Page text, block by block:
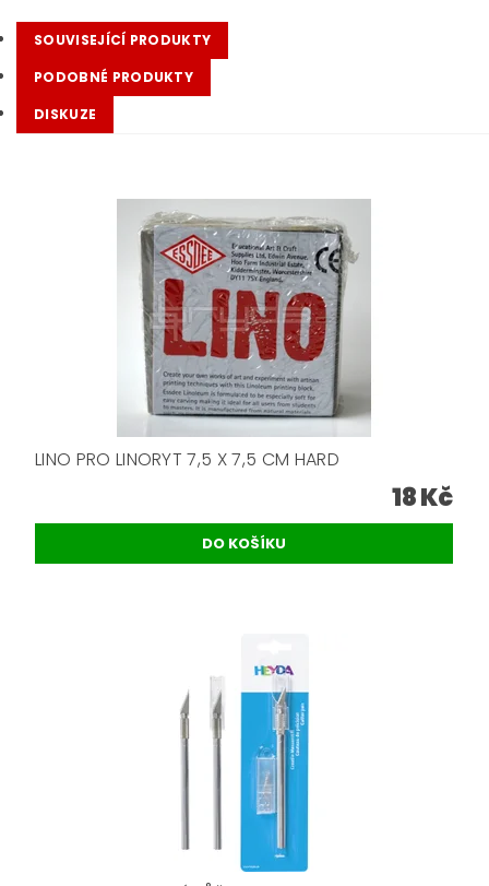
SOUVISEJÍCÍ PRODUKTY
PODOBNÉ PRODUKTY
DISKUZE
LINO PRO LINORYT 7,5 X 7,5 CM HARD
18 Kč